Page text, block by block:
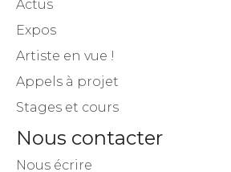
Nous contacter
Nous écrire